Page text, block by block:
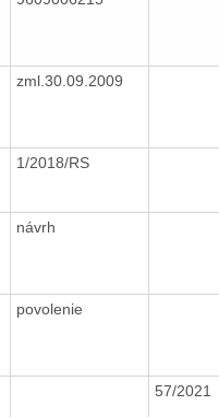
zml.30.09.2009
1/2018/RS
návrh
povolenie
57/2021